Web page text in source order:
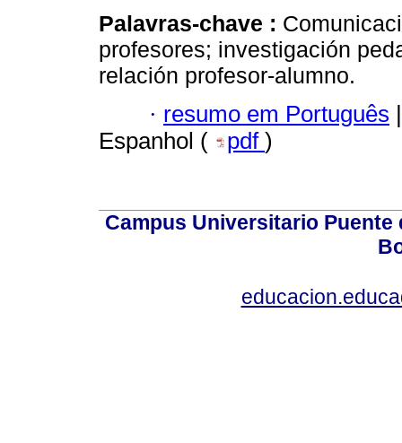
Palavras-chave :
profesores; investigación
relación profesor-alumno.
· resumo em Português |
Espanhol (
pdf )
Campus Universitario Puente